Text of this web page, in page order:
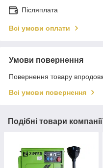
Післяплата
Всі умови оплати
Умови повернення
Повернення товару
Всі умови повернення
Подібні товари компанії